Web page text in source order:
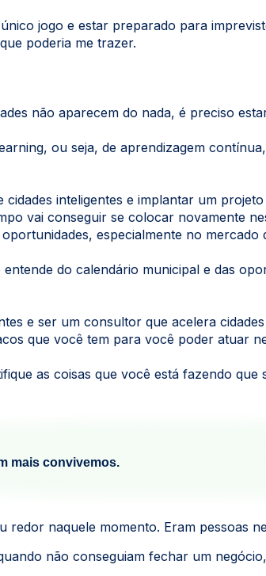
jogo e estar preparado para
poderia me trazer.
não aparecem do nada, é preciso
ou seja, de aprendizagem
inteligentes e implantar um
vai conseguir se colocar novamente
especialmente no mercado
do calendário municipal e das
e ser um consultor que acelera
que você tem para você poder atuar
as coisas que você está fazendo
mais convivemos.
naquele momento. Eram pessoas
não conseguiam fechar um